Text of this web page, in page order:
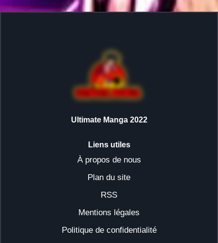
Ultimate Manga 2022
Liens utiles
À propos de nous
Plan du site
RSS
Mentions légales
Politique de confidentialité